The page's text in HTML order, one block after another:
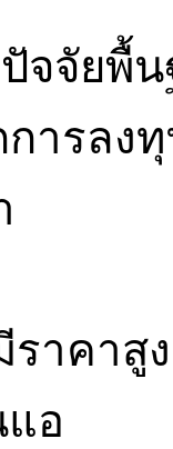
พื้นฐ
ารลง
าสูงเ
อ